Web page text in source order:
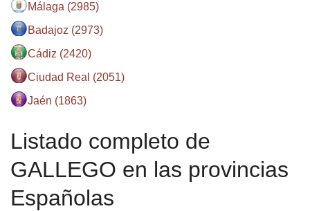
Málaga (2985)
Badajoz (2973)
Cádiz (2420)
Ciudad Real (2051)
Jaén (1863)
Listado completo de
GALLEGO en las provincias
Españolas